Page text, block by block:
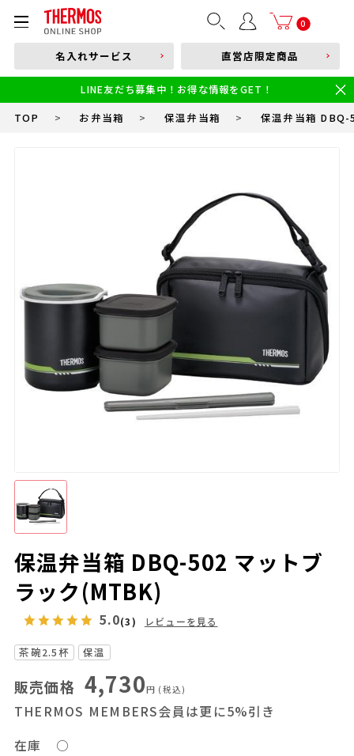
0
部品購入はこちら
本体品番やキーワードを入力
食洗機対応 新製品
幼児・園児向け水筒
小学生 低・中学年向け水筒
小学生 中・高学年向け水筒
名入れサービス 直営店限定商品
LINE友だち募集中！お得な情報をGET！
TOP > お弁当箱 > 保温弁当箱 > 保温弁当箱
保温弁当箱 DBQ-502 マットブ
ラック(MTBK)
5.0(3) レビューを見る
茶碗2.5杯 保温
販売価格 4,730円 (税込)
THERMOS MEMBERS会員は更に5%引き
在庫
○